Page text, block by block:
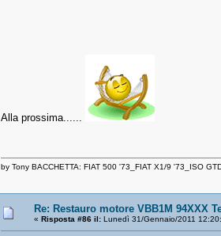
Alla prossima......
by Tony BACCHETTA: FIAT 500 '73_FIAT X1/9 '73_ISO
Re: Restauro motore VBB1M 94XXX
« Risposta #86 il: Lunedì 31/Gennaio/2011